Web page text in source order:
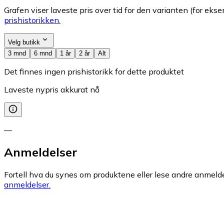
Grafen viser laveste pris over tid for den varianten (for
prishistorikken.
Velg butikk
3 mnd
6 mnd 1 år 2 år Alt
Det finnes ingen prishistorikk for dette produktet
Laveste nypris akkurat nå
—
Anmeldelser
Fortell hva du synes om produktene eller lese andre
anmeldelser.